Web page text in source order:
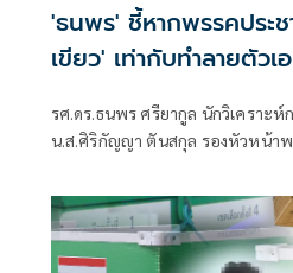
'ธนพร' ชี้หากพรรคประ
เขียว' เท่ากับทำลายตัว
รศ.ดร.ธนพร ศรียากูล นักวิเคราะห์
น.ส.ศิริกัญญา ตันสกุล รองหัวหน้า
พรรคภูมิใจไทย ก็จำเป็นต้องพูดคุ